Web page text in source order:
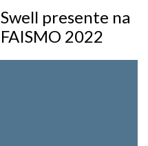
Swell presente na
FAISMO 2022